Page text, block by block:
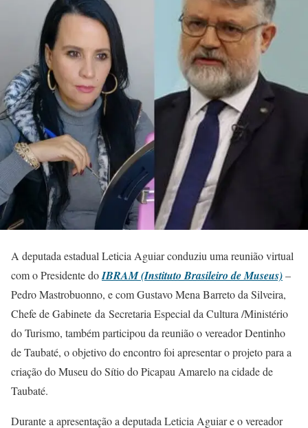
A deputada estadual Leticia Aguiar conduziu uma reunião virtual
com o Presidente doIBRAM (Instituto Brasileiro de Museus)–
Pedro Mastrobuonno, e com Gustavo Mena Barreto da Silveira,
Chefe de Gabinete da Secretaria Especial da Cultura /Ministério
do Turismo, também participou da reunião o vereador Dentinho
de Taubaté, o objetivo do encontro foi apresentar o projeto para a
criação do Museu do Sítio do Picapau Amarelo na cidade de
Taubaté.
Durante a apresentação a deputada Leticia Aguiar e o vereador